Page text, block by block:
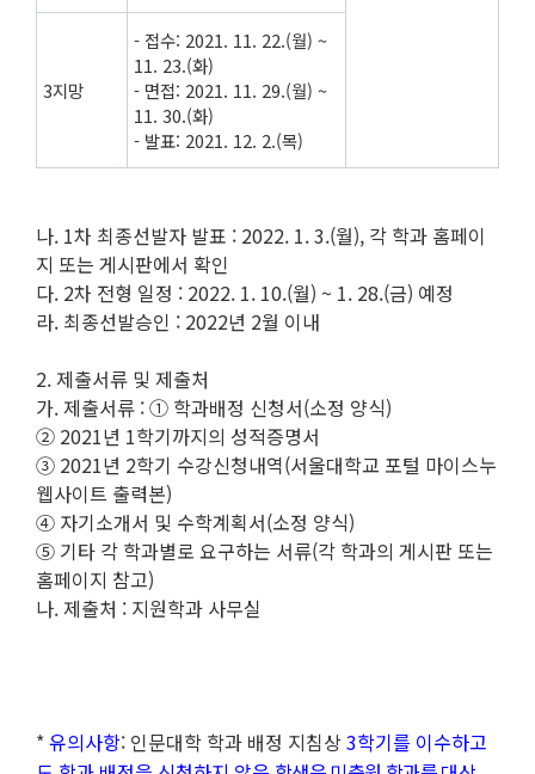
3지망
- 접수: 2021. 11. 22.(월) ~
11. 23.(화)
- 면접: 2021. 11. 29.(월) ~
11. 30.(화)
- 발표: 2021. 12. 2.(목)
나. 1차 최종선발자 발표 : 2022. 1. 3.(월), 각 학과 홈페이
지 또는 게시판에서 확인
다. 2차 전형 일정 : 2022. 1. 10.(월) ~ 1. 28.(금) 예정
라. 최종선발승인 : 2022년 2월 이내
2. 제출서류 및 제출처
가. 제출서류 : ① 학과배정 신청서(소정 양식)
② 2021년 1학기까지의 성적증명서
③ 2021년 2학기 수강신청내역(서울대학교 포털 마이스누
웹사이트 출력본)
④ 자기소개서 및 수학계획서(소정 양식)
⑤ 기타 각 학과별로 요구하는 서류(각 학과의 게시판 또는
홈페이지 참고)
나. 제출처 : 지원학과 사무실
*유의사항: 인문대학 학과 배정 지침상3학기를 이수하고